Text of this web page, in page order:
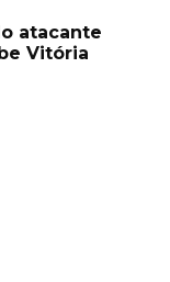
atacante
Vitória